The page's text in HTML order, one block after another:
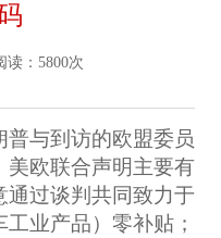
读：5800次
普与到访的欧盟委员
美欧联合声明主要有
通过谈判共同致力于
业产品）零补贴；